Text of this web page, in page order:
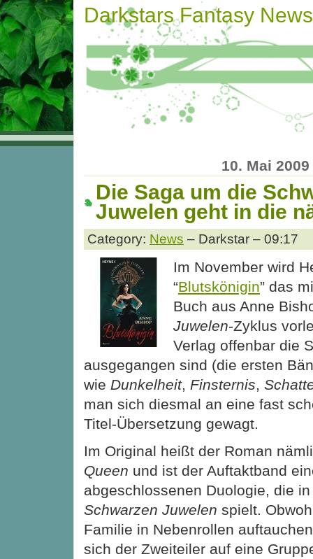
Darkstars Fantasy News
10. Mai 2009
Die Saga um die
Juwelen geht in die
Category: News – Darkstar – 09:17
Im November wird
“Blutskönigin” das
Buch aus Anne
Juwelen-Zyklus
Verlag offenbar die
ausgegangen sind (die ersten
wie Dunkelheit, Finsternis,
man sich diesmal an eine fast
Titel-Übersetzung gewagt.
Im Original heißt der Roman
Queen und ist der Auftaktband
abgeschlossenen Duologie, die
Schwarzen Juwelen spielt.
Familie in Nebenrollen
sich der Zweiteiler auf eine